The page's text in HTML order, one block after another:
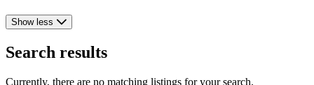
Show less
Search results
Currently, there are no matching listings for your search.